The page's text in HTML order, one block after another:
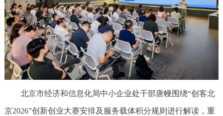
北京市经济和信息化局中小企业处干部唐幔围绕“创客北
京2026”创新创业大赛安排及服务载体积分规则进行解读，重